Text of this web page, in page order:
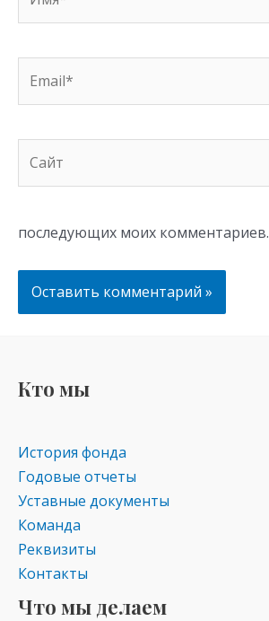
последующих моих комментариев.
Кто мы
История фонда
Годовые отчеты
Уставные документы
Команда
Реквизиты
Контакты
Что мы делаем